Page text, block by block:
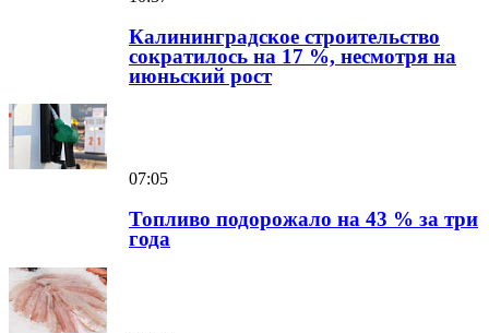
Калининградское строительство
сократилось на 17 %, несмотря на
июньский рост
07:05
Топливо подорожало на 43 % за три
года